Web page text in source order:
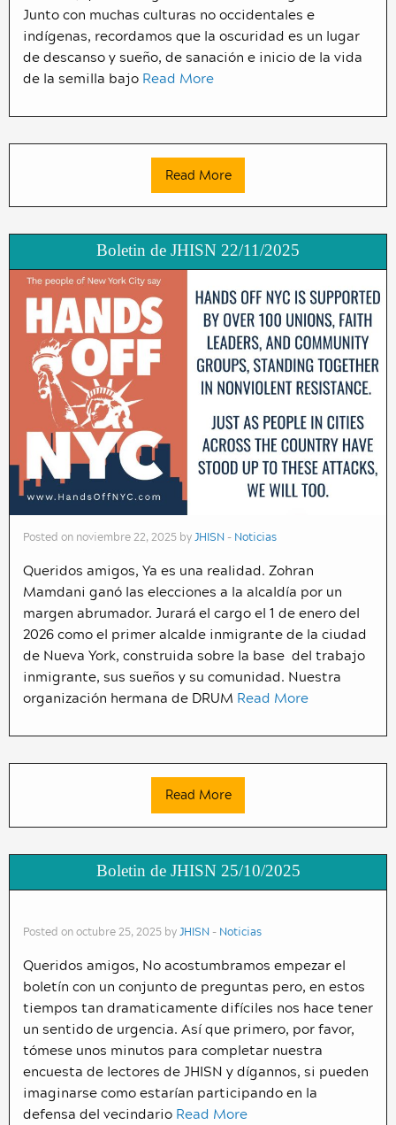
Junto con muchas culturas no occidentales e
indígenas, recordamos que la oscuridad es un lugar
de descanso y sueño, de sanación e inicio de la vida
de la semilla bajo Read More
Read More
Boletin de JHISN 22/11/2025
Posted on noviembre 22, 2025 byJHISN - Noticias
Queridos amigos, Ya es una realidad. Zohran
Mamdani ganó las elecciones a la alcaldía por un
margen abrumador. Jurará el cargo el 1 de enero del
2026 como el primer alcalde inmigrante de la ciudad
de Nueva York, construida sobre la base del trabajo
inmigrante, sus sueños y su comunidad. Nuestra
organización hermana de DRUM Read More
Read More
Boletin de JHISN 25/10/2025
Posted on octubre 25, 2025 byJHISN - Noticias
Queridos amigos, No acostumbramos empezar el
boletín con un conjunto de preguntas pero, en estos
tiempos tan dramaticamente difíciles nos hace tener
un sentido de urgencia. Así que primero, por favor,
tómese unos minutos para completar nuestra
encuesta de lectores de JHISN y dígannos, si pueden
imaginarse como estarían participando en la
defensa del vecindario Read More